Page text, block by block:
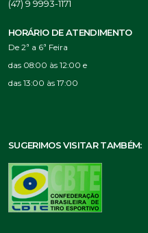
(47) 9 9993-1171
HORÁRIO DE ATENDIMENTO
De 2ª a 6ª Feira
das 08:00 às 12:00 e
das 13:00 às 17:00
SUGERIMOS VISITAR TAMBÉM: